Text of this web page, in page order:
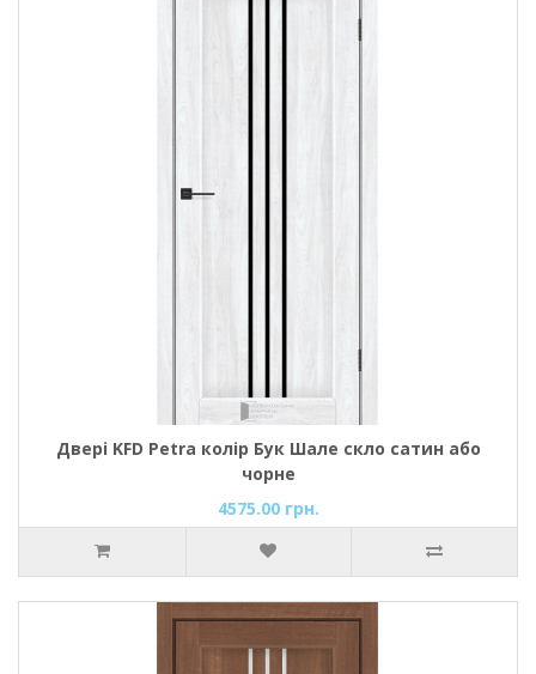
Двері KFD Petra колір Бук Шале скло сатин або
чорне
4575.00 грн.